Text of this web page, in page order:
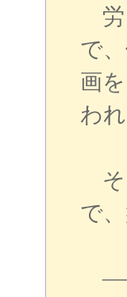
労
で
画
われ
そ
で